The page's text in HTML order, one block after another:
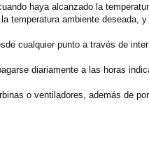
haya alcanzado la
ambiente deseada,
cualquier punto a través de
diariamente a las horas
o ventiladores, además de